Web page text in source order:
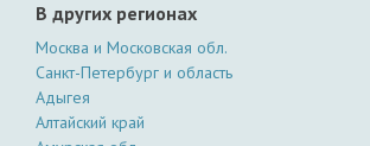
В других регионах
Москва и Московская обл.
Санкт-Петербург и область
Адыгея
Алтайский край